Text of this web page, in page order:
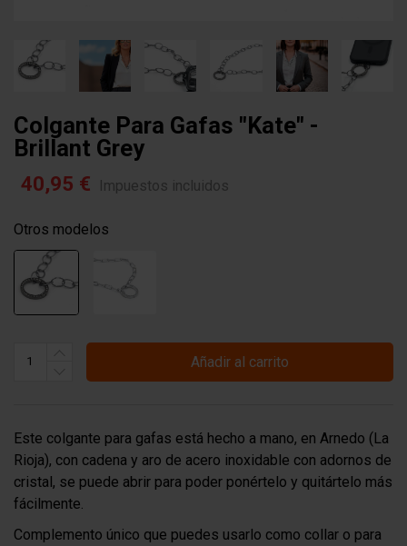
Colgante Para Gafas "kate" -
Brillant Grey
40,95 € Impuestos incluidos
Otros modelos
Añadir al carrito
Este colgante para gafas está hecho a mano, en Arnedo (La
Rioja), con cadena y aro de acero inoxidable con adornos de
cristal, se puede abrir para poder ponértelo y quitártelo más
fácilmente.
Complemento único que puedes usarlo como collar o para